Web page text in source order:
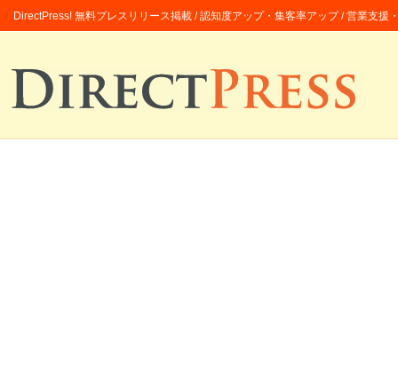
DirectPress! 無料プレスリリース掲載 / 認知度アップ・集客率アップ / 営業支援